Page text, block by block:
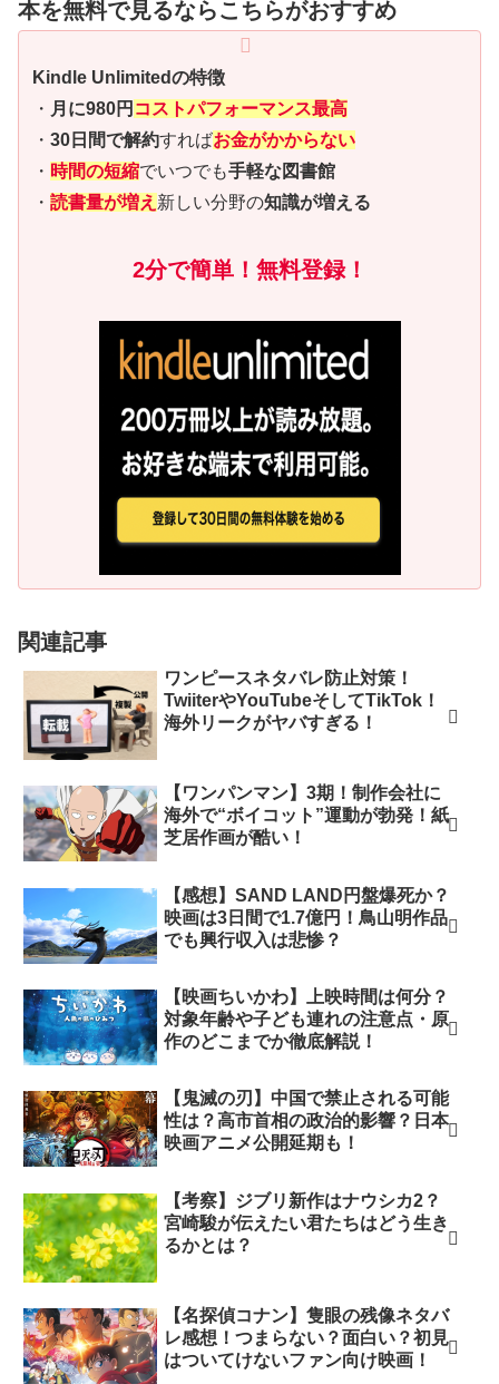
本を無料で見るならこちらがおすすめ
Kindle Unlimitedの特徴
・ 月に980円 コストパフォーマンス最高
・ 30日間で解約すればお金がかからない
・ 時間の短縮でいつでも手軽な図書館
・ 読書量が増え 新しい分野の知識が増える
2分で簡単！無料登録！
関連記事
ワンピースネタバレ防止対策！
TwiiterやYouTubeそしてTikTok！
海外リークがヤバすぎる！
【ワンパンマン】3期！制作会社に
海外で“ボイコット”運動が勃発！紙
芝居作画が酷い！
【感想】SAND LAND円盤爆死か？
映画は3日間で1.7億円！鳥山明作品
でも興行収入は悲惨？
【映画ちいかわ】上映時間は何分？
対象年齢や子ども連れの注意点・原
作のどこまでか徹底解説！
【鬼滅の刃】中国で禁止される可能
性は？高市首相の政治的影響？日本
映画アニメ公開延期も！
【考察】ジブリ新作はナウシカ2？
宮崎駿が伝えたい君たちはどう生き
るかとは？
【名探偵コナン】隻眼の残像ネタバ
レ感想！つまらない？面白い？初見
はついてけないファン向け映画！